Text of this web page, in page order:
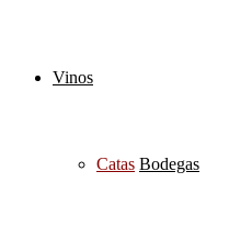
Vinos
Catas Bodegas